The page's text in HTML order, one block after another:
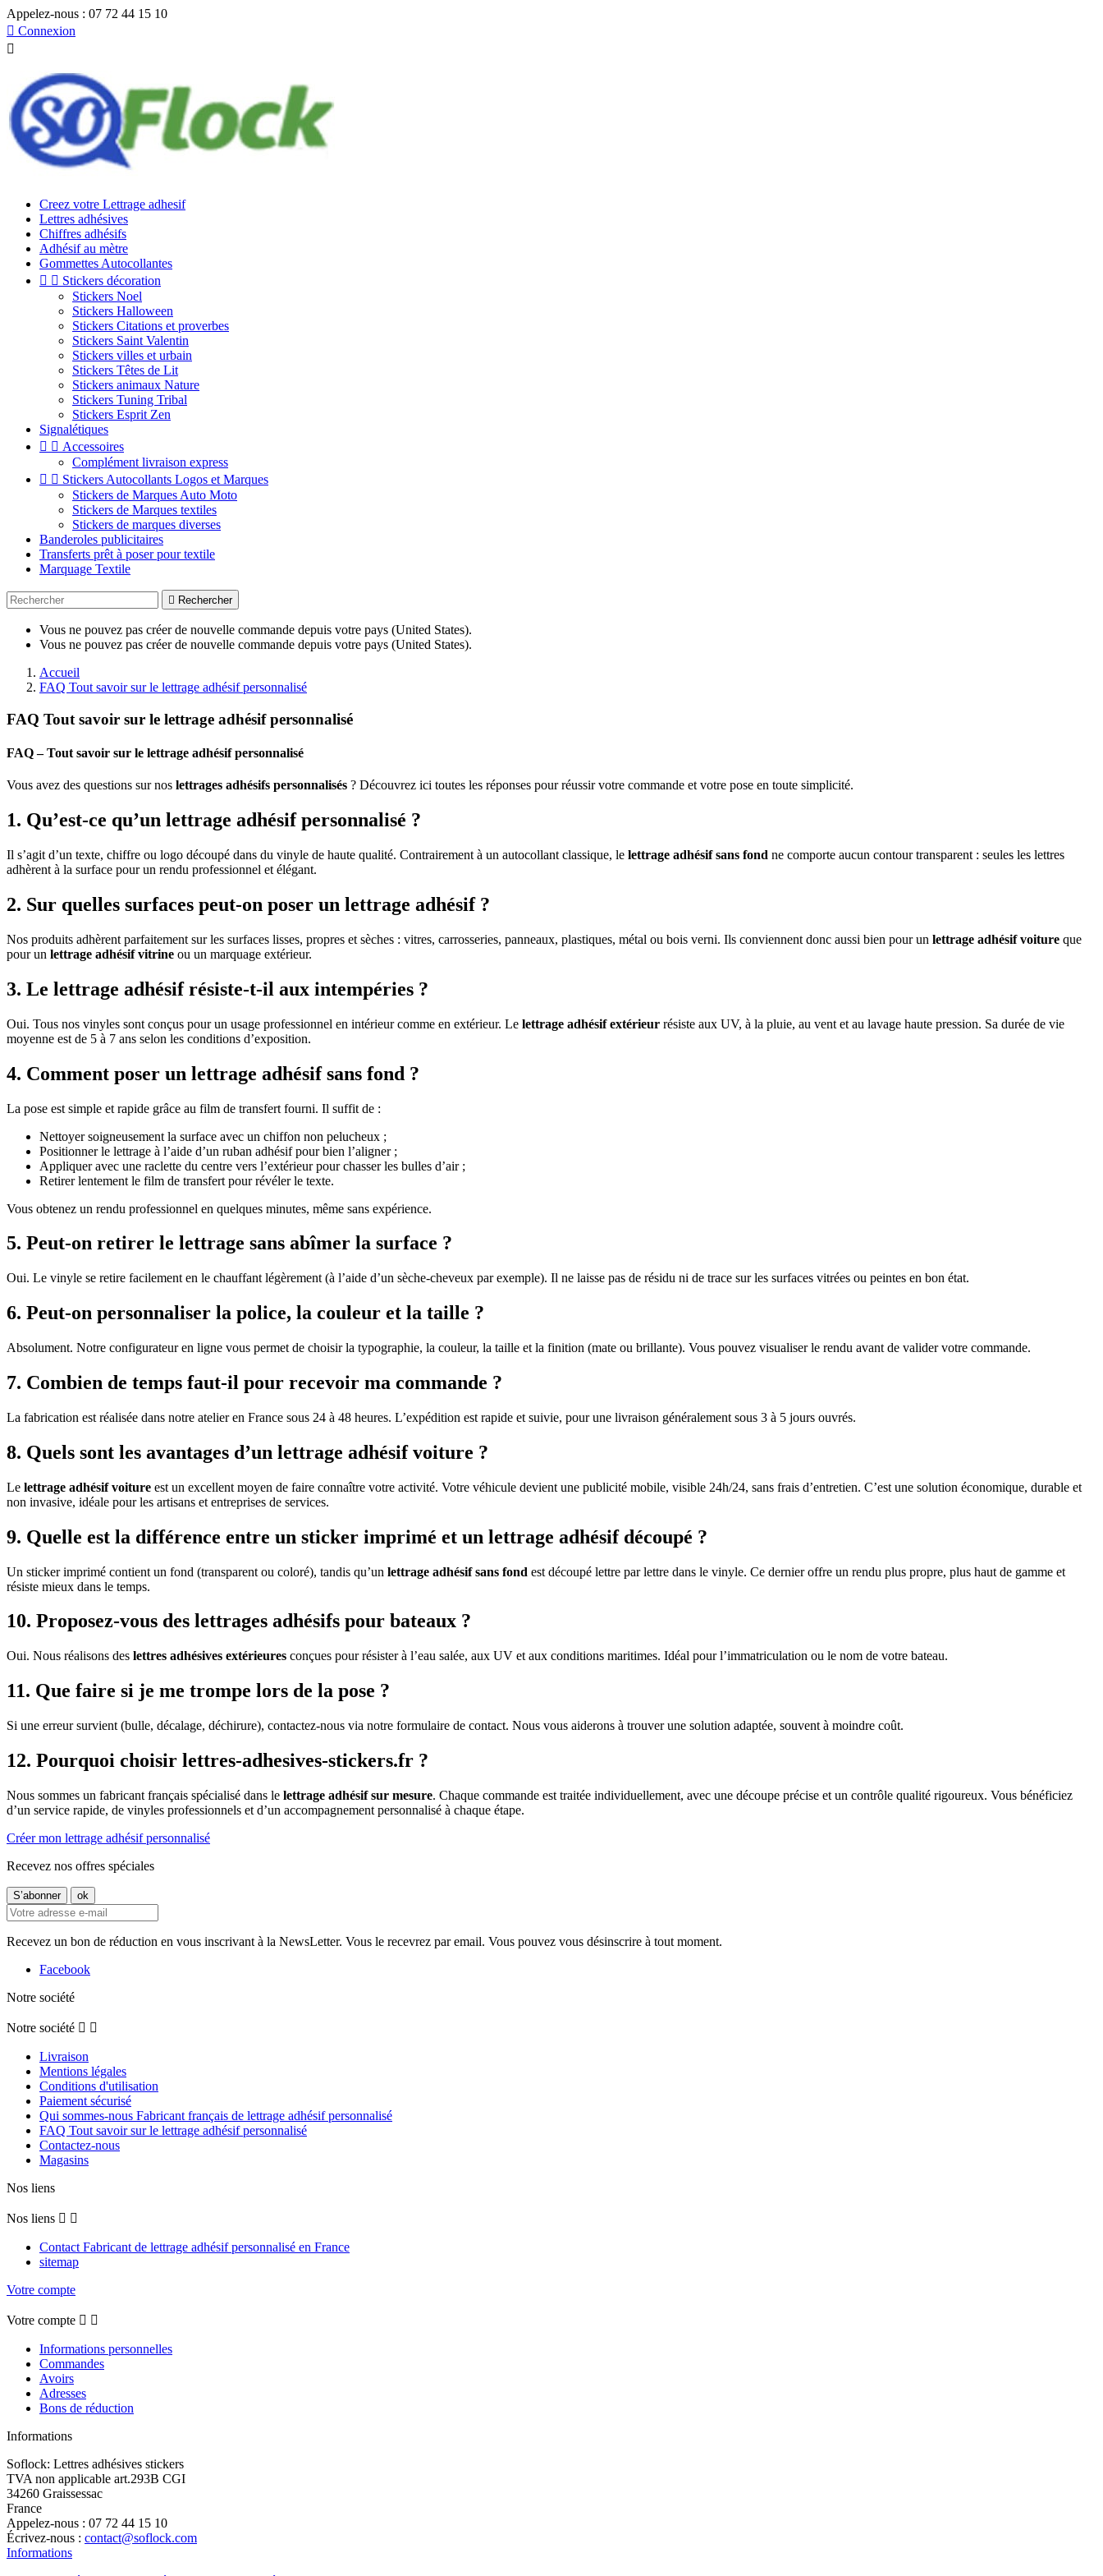
Appelez-nous : 07 72 44 15 10
 Connexion

Creez votre Lettrage adhesif
Lettres adhésives
Chiffres adhésifs
Adhésif au mètre
Gommettes Autocollantes
  Stickers décoration
Stickers Noel
Stickers Halloween
Stickers Citations et proverbes
Stickers Saint Valentin
Stickers villes et urbain
Stickers Têtes de Lit
Stickers animaux Nature
Stickers Tuning Tribal
Stickers Esprit Zen
Signalétiques
  Accessoires
Complément livraison express
  Stickers Autocollants Logos et Marques
Stickers de Marques Auto Moto
Stickers de Marques textiles
Stickers de marques diverses
Banderoles publicitaires
Transferts prêt à poser pour textile
Marquage Textile
 Rechercher
Vous ne pouvez pas créer de nouvelle commande depuis votre pays (United States).
Vous ne pouvez pas créer de nouvelle commande depuis votre pays (United States).
Accueil
FAQ Tout savoir sur le lettrage adhésif personnalisé
FAQ Tout savoir sur le lettrage adhésif personnalisé
FAQ – Tout savoir sur le lettrage adhésif personnalisé
Vous avez des questions sur nos lettrages adhésifs personnalisés ? Découvrez ici toutes les réponses pour réussir votre commande et votre pose en toute simplicité.
1. Qu’est-ce qu’un lettrage adhésif personnalisé ?
Il s’agit d’un texte, chiffre ou logo découpé dans du vinyle de haute qualité. Contrairement à un autocollant classique, le lettrage adhésif sans fond ne comporte aucun contour transparent : seules les lettres
adhèrent à la surface pour un rendu professionnel et élégant.
2. Sur quelles surfaces peut-on poser un lettrage adhésif ?
Nos produits adhèrent parfaitement sur les surfaces lisses, propres et sèches : vitres, carrosseries, panneaux, plastiques, métal ou bois verni. Ils conviennent donc aussi bien pour un lettrage adhésif voiture que
pour un lettrage adhésif vitrine ou un marquage extérieur.
3. Le lettrage adhésif résiste-t-il aux intempéries ?
Oui. Tous nos vinyles sont conçus pour un usage professionnel en intérieur comme en extérieur. Le lettrage adhésif extérieur résiste aux UV, à la pluie, au vent et au lavage haute pression. Sa durée de vie
moyenne est de 5 à 7 ans selon les conditions d’exposition.
4. Comment poser un lettrage adhésif sans fond ?
La pose est simple et rapide grâce au film de transfert fourni. Il suffit de :
Nettoyer soigneusement la surface avec un chiffon non pelucheux ;
Positionner le lettrage à l’aide d’un ruban adhésif pour bien l’aligner ;
Appliquer avec une raclette du centre vers l’extérieur pour chasser les bulles d’air ;
Retirer lentement le film de transfert pour révéler le texte.
Vous obtenez un rendu professionnel en quelques minutes, même sans expérience.
5. Peut-on retirer le lettrage sans abîmer la surface ?
Oui. Le vinyle se retire facilement en le chauffant légèrement (à l’aide d’un sèche-cheveux par exemple). Il ne laisse pas de résidu ni de trace sur les surfaces vitrées ou peintes en bon état.
6. Peut-on personnaliser la police, la couleur et la taille ?
Absolument. Notre configurateur en ligne vous permet de choisir la typographie, la couleur, la taille et la finition (mate ou brillante). Vous pouvez visualiser le rendu avant de valider votre commande.
7. Combien de temps faut-il pour recevoir ma commande ?
La fabrication est réalisée dans notre atelier en France sous 24 à 48 heures. L’expédition est rapide et suivie, pour une livraison généralement sous 3 à 5 jours ouvrés.
8. Quels sont les avantages d’un lettrage adhésif voiture ?
Le lettrage adhésif voiture est un excellent moyen de faire connaître votre activité. Votre véhicule devient une publicité mobile, visible 24h/24, sans frais d’entretien. C’est une solution économique, durable et
non invasive, idéale pour les artisans et entreprises de services.
9. Quelle est la différence entre un sticker imprimé et un lettrage adhésif découpé ?
Un sticker imprimé contient un fond (transparent ou coloré), tandis qu’un lettrage adhésif sans fond est découpé lettre par lettre dans le vinyle. Ce dernier offre un rendu plus propre, plus haut de gamme et
résiste mieux dans le temps.
10. Proposez-vous des lettrages adhésifs pour bateaux ?
Oui. Nous réalisons des lettres adhésives extérieures conçues pour résister à l’eau salée, aux UV et aux conditions maritimes. Idéal pour l’immatriculation ou le nom de votre bateau.
11. Que faire si je me trompe lors de la pose ?
Si une erreur survient (bulle, décalage, déchirure), contactez-nous via notre formulaire de contact. Nous vous aiderons à trouver une solution adaptée, souvent à moindre coût.
12. Pourquoi choisir lettres-adhesives-stickers.fr ?
Nous sommes un fabricant français spécialisé dans le lettrage adhésif sur mesure. Chaque commande est traitée individuellement, avec une découpe précise et un contrôle qualité rigoureux. Vous bénéficiez
d’un service rapide, de vinyles professionnels et d’un accompagnement personnalisé à chaque étape.
Créer mon lettrage adhésif personnalisé
Recevez nos offres spéciales
Recevez un bon de réduction en vous inscrivant à la NewsLetter. Vous le recevrez par email. Vous pouvez vous désinscrire à tout moment.
Facebook
Notre société
Notre société  
Livraison
Mentions légales
Conditions d'utilisation
Paiement sécurisé
Qui sommes-nous Fabricant français de lettrage adhésif personnalisé
FAQ Tout savoir sur le lettrage adhésif personnalisé
Contactez-nous
Magasins
Nos liens
Nos liens  
Contact Fabricant de lettrage adhésif personnalisé en France
sitemap
Votre compte
Votre compte  
Informations personnelles
Commandes
Avoirs
Adresses
Bons de réduction
Informations
Soflock: Lettres adhésives stickers
TVA non applicable art.293B CGI
34260 Graissessac
France
Appelez-nous : 07 72 44 15 10
Écrivez-nous : contact@soflock.com
Informations